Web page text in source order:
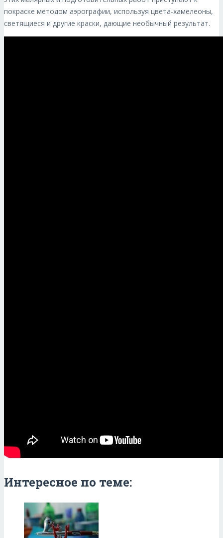
покраске методом аэрографии, используя цвета-хамелеоны,
светящиеся и другие краски, дающие необычный результат.
Интересное по теме: